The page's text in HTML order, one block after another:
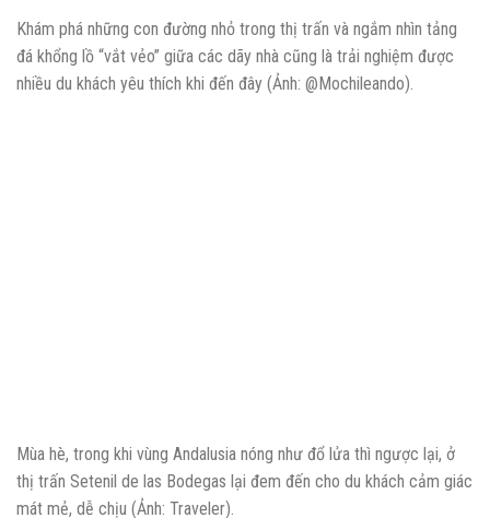
Khám phá những con đường nhỏ trong thị trấn và ngắm nhìn tảng
đá khổng lồ “vắt vẻo” giữa các dãy nhà cũng là trải nghiệm được
nhiều du khách yêu thích khi đến đây (Ảnh: @Mochileando).
Mùa hè, trong khi vùng Andalusia nóng như đổ lửa thì ngược lại, ở
thị trấn Setenil de las Bodegas lại đem đến cho du khách cảm giác
mát mẻ, dễ chịu (Ảnh: Traveler).